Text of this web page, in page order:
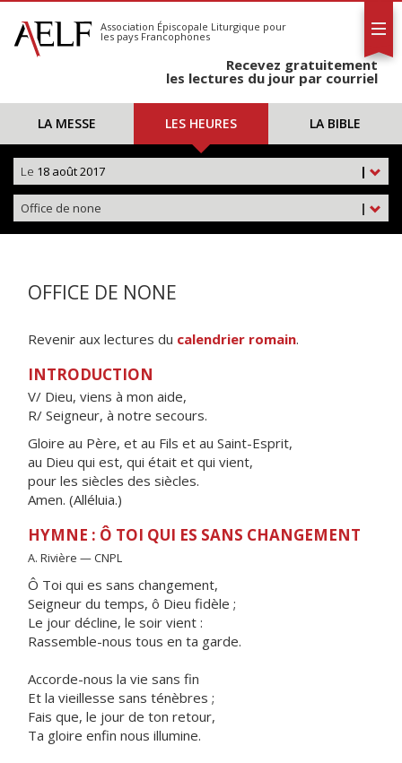
S'abonner
Calendrier
Association Épiscopale Liturgique pour
les pays Francophones
Recevez gratuitement
les lectures du jour par courriel
LA MESSE LES HEURES LA BIBLE
|
Le 18 août 2017
|
Office de none
OFFICE DE NONE
Revenir aux lectures du calendrier romain.
INTRODUCTION
V/ Dieu, viens à mon aide,
R/ Seigneur, à notre secours.
Gloire au Père, et au Fils et au Saint-Esprit,
au Dieu qui est, qui était et qui vient,
pour les siècles des siècles.
Amen. (Alléluia.)
HYMNE : Ô TOI QUI ES SANS CHANGEMENT
A. Rivière — CNPL
Ô Toi qui es sans changement,
Seigneur du temps, ô Dieu fidèle ;
Le jour décline, le soir vient :
Rassemble-nous tous en ta garde.
Accorde-nous la vie sans fin
Et la vieillesse sans ténèbres ;
Fais que, le jour de ton retour,
Ta gloire enfin nous illumine.